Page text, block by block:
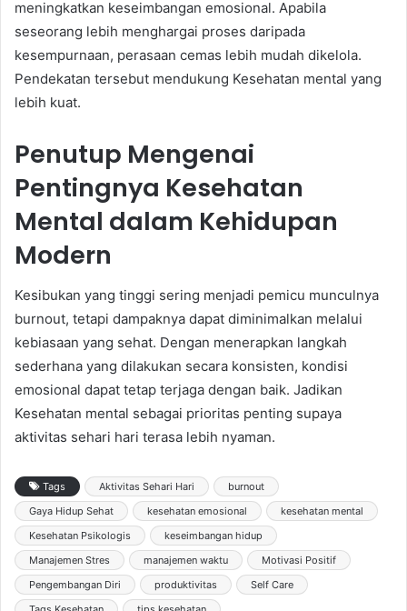
meningkatkan keseimbangan emosional. Apabila
seseorang lebih menghargai proses daripada
kesempurnaan, perasaan cemas lebih mudah dikelola.
Pendekatan tersebut mendukung Kesehatan mental yang
lebih kuat.
Penutup Mengenai
Pentingnya Kesehatan
Mental dalam Kehidupan
Modern
Kesibukan yang tinggi sering menjadi pemicu munculnya
burnout, tetapi dampaknya dapat diminimalkan melalui
kebiasaan yang sehat. Dengan menerapkan langkah
sederhana yang dilakukan secara konsisten, kondisi
emosional dapat tetap terjaga dengan baik. Jadikan
Kesehatan mental sebagai prioritas penting supaya
aktivitas sehari hari terasa lebih nyaman.
Tags Aktivitas Sehari Hari
burnout
Gaya Hidup Sehat
kesehatan emosional
kesehatan mental
Kesehatan Psikologis
keseimbangan hidup
Manajemen Stres
manajemen waktu
Motivasi Positif
Pengembangan Diri
produktivitas
Self Care